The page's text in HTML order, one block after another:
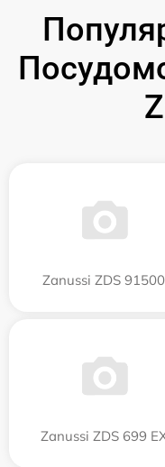
Zanussi ZDS 91500
Zanussi ZDS 699